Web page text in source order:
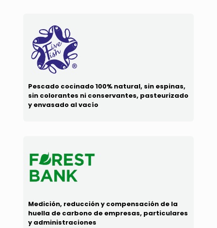
Pescado cocinado 100% natural, sin espinas,
sin colorantes ni conservantes, pasteurizado
y envasado al vacío
Medición, reducción y compensación de la
huella de carbono de empresas, particulares
y administraciones